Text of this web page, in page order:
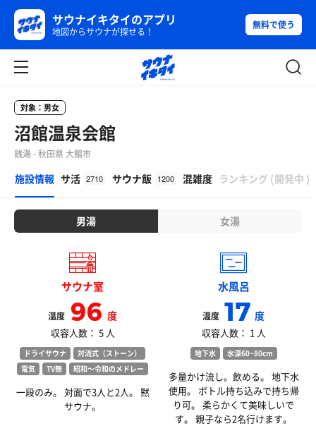
サウナイキタイのアプリ
地図からサウナが探せる！
無料で使う
対象：男女
沼館温泉会館
銭湯 - 秋田県 大館市
施設情報 サ活 2710 サウナ飯 1200 混雑度 ランキング (開発中 )
男湯 女湯
サウナ室
温度 96度
収容人数： 5 人
ドライサウナ
対流式（ストーン）
電気
TV無 昭和〜令和のメドレー
一段のみ。 対面で3人と2人。 黙
サウナ。
水風呂
温度 17度
収容人数： 1 人
地下水 水深60~80cm
多量かけ流し。飲める。 地下水
使用。 ボトル持ち込みで持ち帰
り可。 柔らかくて美味しいで
す。 親子なら2名行けます。